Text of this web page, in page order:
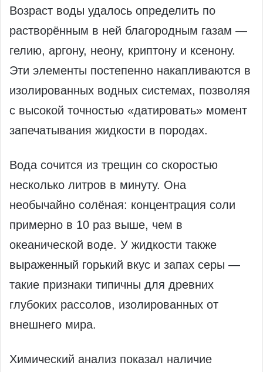
Возраст воды удалось определить по
растворённым в ней благородным газам —
гелию, аргону, неону, криптону и ксенону.
Эти элементы постепенно накапливаются в
изолированных водных системах, позволяя
с высокой точностью «датировать» момент
запечатывания жидкости в породах.
Вода сочится из трещин со скоростью
несколько литров в минуту. Она
необычайно солёная: концентрация соли
примерно в 10 раз выше, чем в
океанической воде. У жидкости также
выраженный горький вкус и запах серы —
такие признаки типичны для древних
глубоких рассолов, изолированных от
внешнего мира.
Химический анализ показал наличие